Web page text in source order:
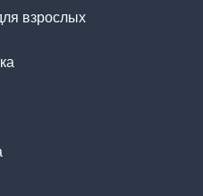
взрослых